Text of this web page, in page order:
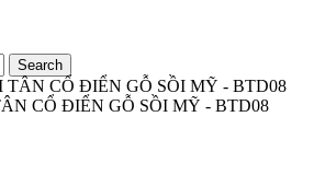
CỔ ĐIỂN GỖ SỒI MỸ - BTD08